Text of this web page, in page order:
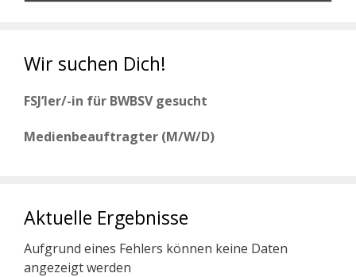
Wir suchen Dich!
FSJ’ler/-in für BWBSV gesucht
Medienbeauftragter (M/W/D)
Aktuelle Ergebnisse
Aufgrund eines Fehlers können keine Daten
angezeigt werden